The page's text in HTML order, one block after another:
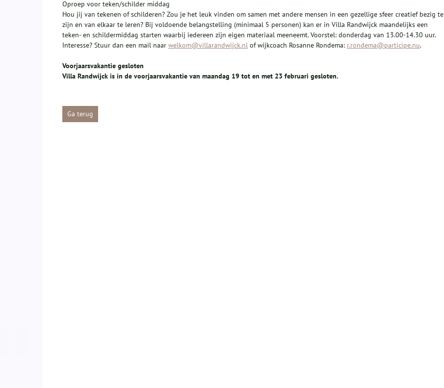
Oproep voor teken/schilder middag
Hou jij van tekenen of schilderen? Zou je het leuk vinden om samen met andere mensen in een gezellige sfeer creatief bezig te
zijn en van elkaar te leren? Bij voldoende belangstelling (minimaal 5 personen) kan er in Villa Randwijck maandelijks een
teken- en schildermiddag starten waarbij iedereen zijn eigen materiaal meeneemt. Voorstel: donderdag van 13.00-14.30 uur.
Interesse? Stuur dan een mail naar welkom@villarandwijck.nl of wijkcoach Rosanne Rondema: r.rondema@participe.nu.
Voorjaarsvakantie gesloten
Villa Randwijck is in de voorjaarsvakantie van maandag 19 tot en met 23 februari gesloten.
Ga terug